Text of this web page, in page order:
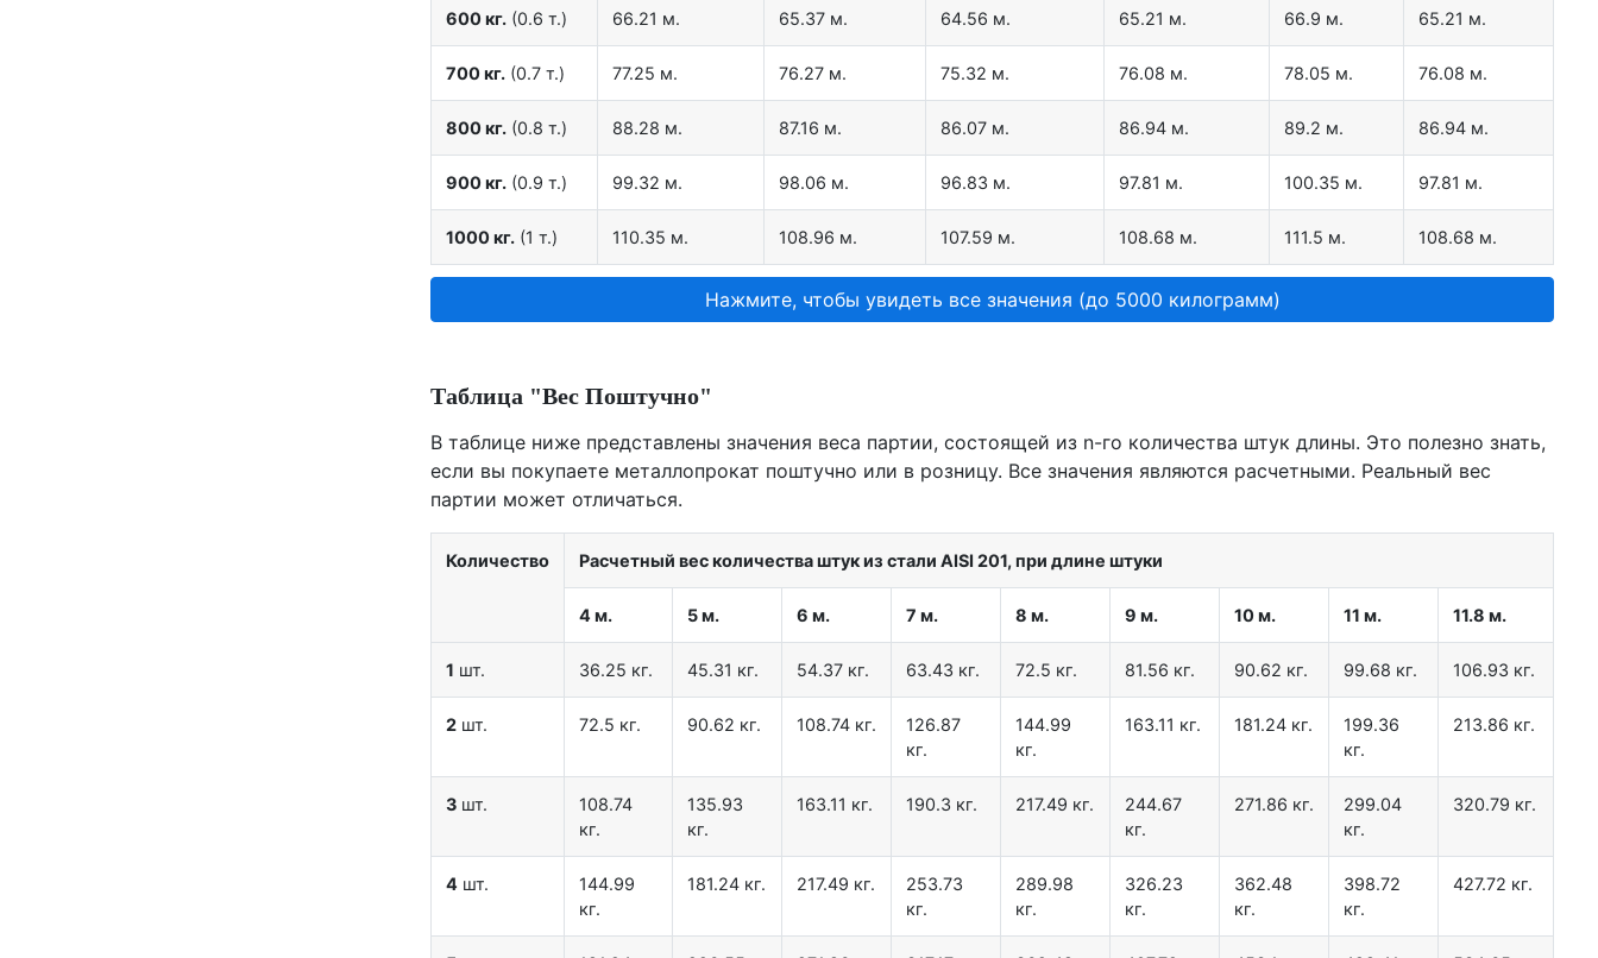
600 кг. (0.6 т.) 66.21 м. 65.37 м. 64.56 м. 65.21 м. 66.9 м. 65.21 м.
700 кг. (0.7 т.) 77.25 м. 76.27 м. 75.32 м. 76.08 м. 78.05 м. 76.08 м.
800 кг. (0.8 т.) 88.28 м. 87.16 м. 86.07 м. 86.94 м. 89.2 м. 86.94 м.
900 кг. (0.9 т.) 99.32 м. 98.06 м. 96.83 м. 97.81 м. 100.35 м. 97.81 м.
1000 кг. (1 т.) 110.35 м. 108.96 м. 107.59 м. 108.68 м. 111.5 м. 108.68 м.
Нажмите, чтобы увидеть все значения (до 5000 килограмм)
Таблица "Вес Поштучно"
В таблице ниже представлены значения веса партии, состоящей из n-го количества штук длины. Это полезно знать,
если вы покупаете металлопрокат поштучно или в розницу. Все значения являются расчетными. Реальный вес
партии может отличаться.
Количество Расчетный вес количества штук из стали AISI 201, при длине штуки
4 м. 5 м. 6 м. 7 м. 8 м. 9 м. 10 м. 11 м. 11.8 м.
1 шт. 36.25 кг. 45.31 кг. 54.37 кг. 63.43 кг. 72.5 кг. 81.56 кг. 90.62 кг. 99.68 кг. 106.93 кг.
2 шт. 72.5 кг. 90.62 кг. 108.74 кг.
126.87
кг.
144.99
кг.
163.11 кг. 181.24 кг.
199.36
кг.
213.86 кг.
3 шт.
108.74
кг.
135.93
кг.
163.11 кг. 190.3 кг. 217.49 кг.
244.67
кг.
271.86 кг.
299.04
кг.
320.79 кг.
4 шт.
144.99
кг.
181.24 кг. 217.49 кг.
253.73
кг.
289.98
кг.
326.23
кг.
362.48
кг.
398.72
кг.
427.72 кг.